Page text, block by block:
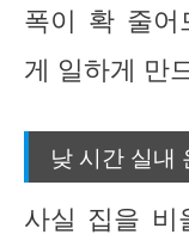
폭이 확 줄어
게 일하게 만
낮 시간 실내
사실 집을 비